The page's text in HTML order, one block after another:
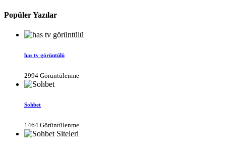
Popüler Yazılar
has tv görüntülü
2994 Görüntülenme
Sohbet
1464 Görüntülenme